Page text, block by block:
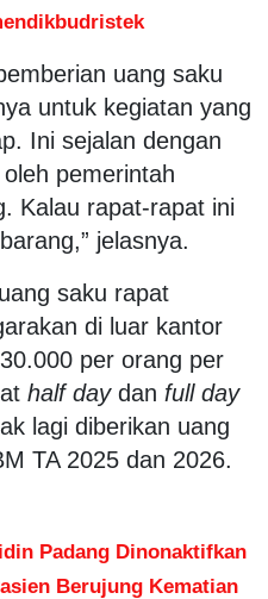
uang saku
untuk kegiatan yang
Ini sejalan dengan
pemerintah
Kalau rapat-rapat ini
jelasnya.
saku rapat
di luar kantor
per orang per
half daydan full day
lagi diberikan uang
TA 2025 dan 2026.
Padang Dinonaktifkan
Berujung Kematian